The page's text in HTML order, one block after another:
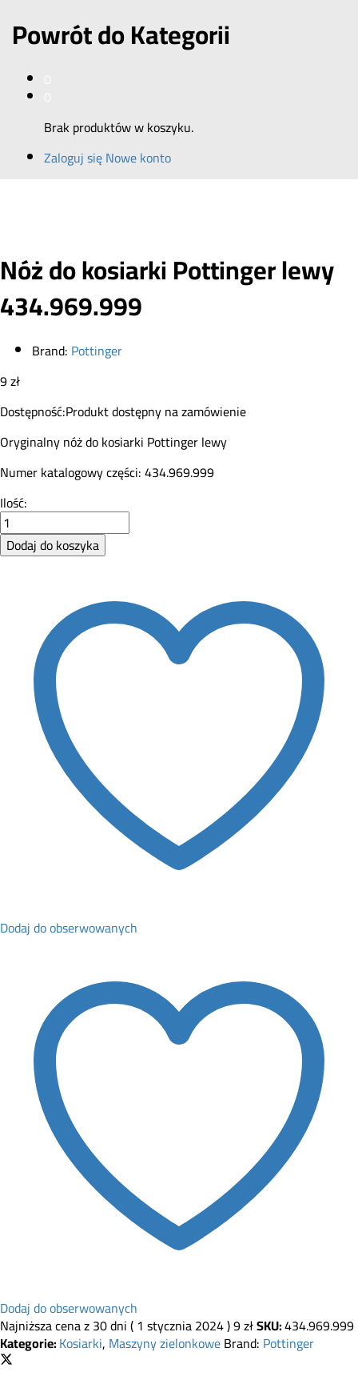
Powrót doKategorii
Brak produktów w koszyku.
Zaloguj sięNowe konto
Nóż do kosiarki Pottinger lewy
434.969.999
Brand: Pottinger
9zł
Dostępność:Produkt dostępny na zamówienie
Oryginalny nóż do kosiarki Pottinger lewy
Numer katalogowy części: 434.969.999
Nóż
do
kosiarki
Pottinger
Ilość:
Dodaj do koszyka
Dodaj do obserwowanych
Dodaj do obserwowanych
Najniższa cena z 30 dni (1 stycznia 2024)9złSKU:434.969.999
Kategorie:Kosiarki, Maszyny zielonkoweBrand: Pottinger